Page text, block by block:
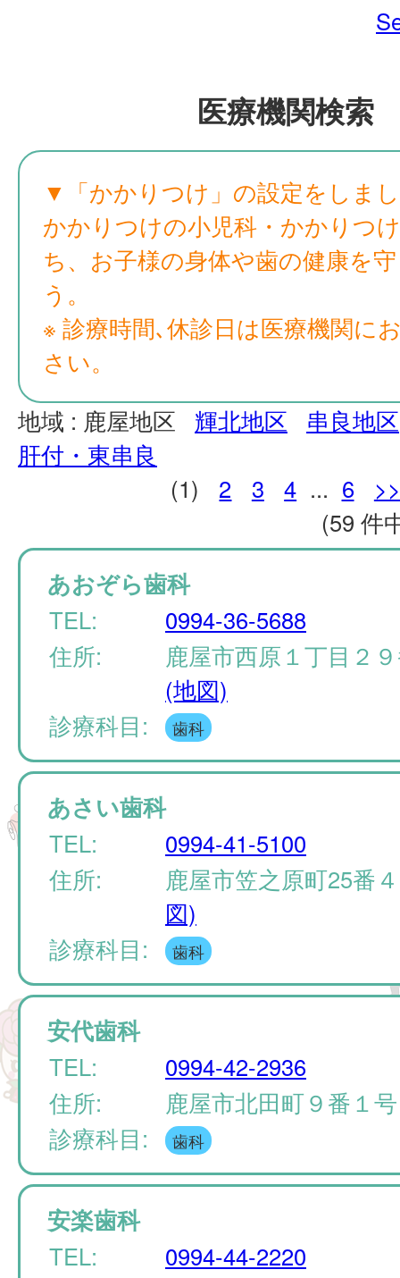
医療機関検索
▼「かかりつけ」の設定をしま
かかりつけの小児科・かかりつ
ち、お子様の身体や歯の健康を
う。
※ 診療時間､休診日は医療機関に
さい。
地域 : 鹿屋地区 輝北地区
串良地区
肝付・東串良
(1)
2 3 4 ... 6
>>
(59 件
あおぞら歯科
TEL:
0994-36-5688
住所:
鹿屋市西原１丁目２
(地図)
診療科目:
歯科
あさい歯科
TEL:
0994-41-5100
住所:
鹿屋市笠之原町25番
図)
診療科目:
歯科
安代歯科
TEL:
0994-42-2936
住所:
鹿屋市北田町９番１
診療科目:
歯科
安楽歯科
TEL:
0994-44-2220